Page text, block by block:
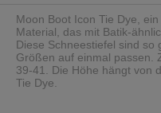
Moon Boot Icon Tie Dye,
Material, das mit Batik-
Diese Schneestiefel sind so
Größen auf einmal passen.
39-41. Die Höhe hängt von
Tie Dye.